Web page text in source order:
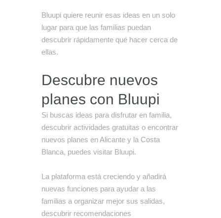
Bluupi quiere reunir esas ideas en un solo
lugar para que las familias puedan
descubrir rápidamente qué hacer cerca de
ellas.
Descubre nuevos
planes con Bluupi
Si buscas ideas para disfrutar en familia,
descubrir actividades gratuitas o encontrar
nuevos planes en Alicante y la Costa
Blanca, puedes visitar Bluupi.
La plataforma está creciendo y añadirá
nuevas funciones para ayudar a las
familias a organizar mejor sus salidas,
descubrir recomendaciones